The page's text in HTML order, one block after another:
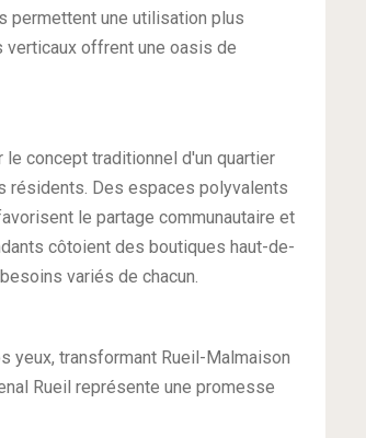
permettent une utilisation plus
offrent une oasis de
concept traditionnel d'un quartier
résidents. Des espaces polyvalents
le partage communautaire et
côtoient des boutiques haut-de-
variés de chacun.
yeux, transformant Rueil-Malmaison
Rueil représente une promesse